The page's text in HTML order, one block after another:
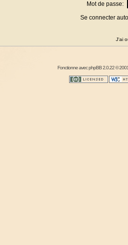
Mot de passe:
Se connecter
J'ai
Fonctionne avecphpBB2.0.22 ©